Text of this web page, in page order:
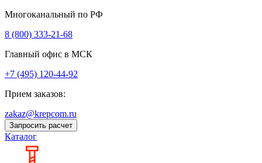
Многоканальный по РФ
8 (800) 333‑21-68
Главный офис в МСК
+7 (495) 120-44-92
Прием заказов:
zakaz@krepcom.ru
Запросить расчет
Каталог